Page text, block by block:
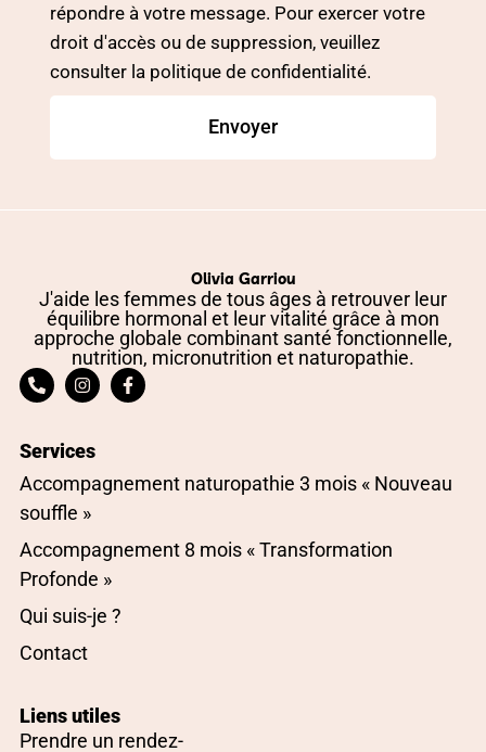
répondre à votre message. Pour exercer votre
droit d'accès ou de suppression, veuillez
consulter la politique de confidentialité.
Envoyer
Olivia Garriou
J'aide les femmes de tous âges à retrouver leur
équilibre hormonal et leur vitalité grâce à mon
approche globale combinant santé fonctionnelle,
nutrition, micronutrition et naturopathie.
Services
Accompagnement naturopathie 3 mois « Nouveau
souffle »
Accompagnement 8 mois « Transformation
Profonde »
Qui suis-je ?
Contact
Liens utiles
Prendre un rendez-